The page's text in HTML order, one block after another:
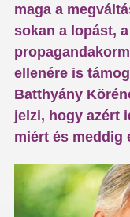
maga a
sokan a lopást,
ellenére is
Batthyány
jelzi, hogy azért
miért és meddig